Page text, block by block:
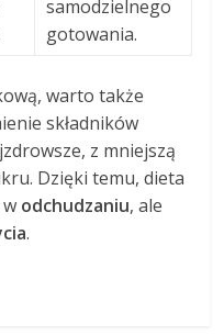
samodzielnego
gotowania.
warto także
składników
z mniejszą
Dzięki temu, dieta
odchudzaniu, ale
.